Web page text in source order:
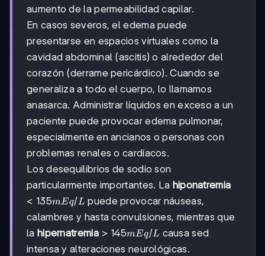
aumento de la permeabilidad capilar.
En casos severos, el edema puede
presentarse en espacios virtuales como la
cavidad abdominal (ascitis) o alrededor del
corazón (derrame pericárdico). Cuando se
generaliza a todo el cuerpo, lo llamamos
anasarca. Administrar líquidos en exceso a un
paciente puede provocar edema pulmonar,
especialmente en ancianos o personas con
problemas renales o cardíacos.
Los desequilibrios de sodio son
particularmente importantes. La hiponatremia
<135
mEq/L
< 135mEq/L puede provocar náuseas,
calambres y hasta convulsiones, mientras que
la hipernatremia >145
mEq/L
> 145mEq/L causa sed
intensa y alteraciones neurológicas.